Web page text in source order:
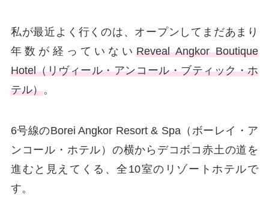
私が最近よく行くのは、オープンしてまだあまり
年数が経っていない Reveal Angkor Boutique
Hotel（リヴィール・アンコール・ブティック・ホ
テル）。
6号線のBorei Angkor Resort & Spa（ボーレイ・ア
ンコール・ホテル）の横からデコボコ赤土の道を
進むと見えてくる、全10室のリゾートホテルで
す。